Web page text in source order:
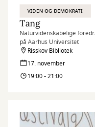
VIDEN OG DEMOKRATI
Tang
Naturvidenskabelige
på Aarhus Universitet
Risskov Bibliotek
17. november
19:00 - 21:00